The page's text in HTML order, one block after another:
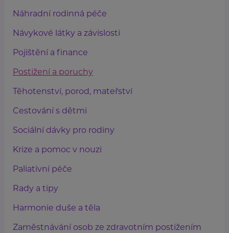
Náhradní rodinná péče
Návykové látky a závislosti
Pojištění a finance
Postižení a poruchy
Těhotenství, porod, mateřství
Cestování s dětmi
Sociální dávky pro rodiny
Krize a pomoc v nouzi
Paliativní péče
Rady a tipy
Harmonie duše a těla
Zaměstnávání osob ze zdravotním postižením